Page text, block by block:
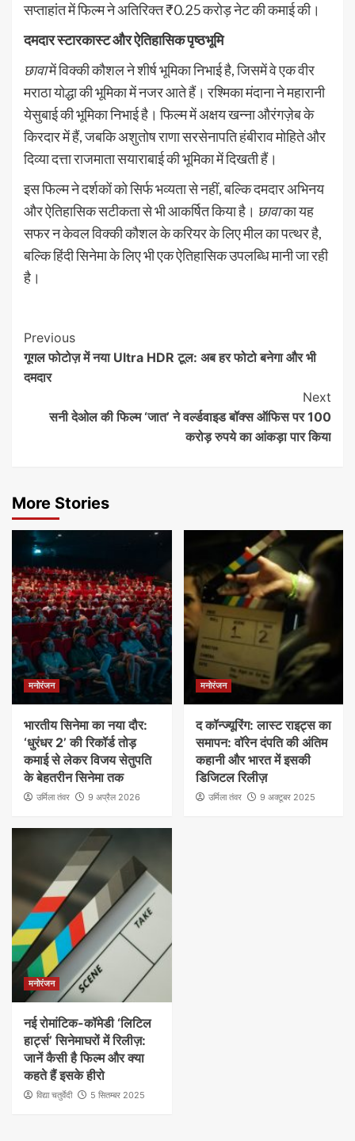
सप्ताहांत में फिल्म ने अतिरिक्त ₹0.25 करोड़ नेट की कमाई की।
दमदार स्टारकास्ट और ऐतिहासिक पृष्ठभूमि
छावामें विक्की कौशल ने शीर्ष भूमिका निभाई है, जिसमें वे एक वीर
मराठा योद्धा की भूमिका में नजर आते हैं। रश्मिका मंदाना ने महारानी
येसुबाई की भूमिका निभाई है। फिल्म में अक्षय खन्ना औरंगज़ेब के
किरदार में हैं, जबकि अशुतोष राणा सरसेनापति हंबीराव मोहिते और
दिव्या दत्ता राजमाता सयाराबाई की भूमिका में दिखती हैं।
इस फिल्म ने दर्शकों को सिर्फ भव्यता से नहीं, बल्कि दमदार अभिनय
और ऐतिहासिक सटीकता से भी आकर्षित किया है। छावाका यह
सफर न केवल विक्की कौशल के करियर के लिए मील का पत्थर है,
बल्कि हिंदी सिनेमा के लिए भी एक ऐतिहासिक उपलब्धि मानी जा रही
है।
Continue
Reading
Previous
गूगल फोटोज़ में नया Ultra HDR टूल: अब हर फोटो बनेगा और भी
दमदार
Next
सनी देओल की फिल्म ‘जात’ ने वर्ल्डवाइड बॉक्स ऑफिस पर 100
करोड़ रुपये का आंकड़ा पार किया
More Stories
मनोरंजन
भारतीय सिनेमा का नया दौर:
‘धुरंधर 2’ की रिकॉर्ड तोड़
कमाई से लेकर विजय सेतुपति
के बेहतरीन सिनेमा तक
उर्मिला तंवर 9 अप्रैल 2026
मनोरंजन
द कॉन्ज्यूरिंग: लास्ट राइट्स का
समापन: वॉरेन दंपति की अंतिम
कहानी और भारत में इसकी
डिजिटल रिलीज़
उर्मिला तंवर 9 अक्टूबर 2025
मनोरंजन
नई रोमांटिक-कॉमेडी ‘लिटिल
हार्ट्स’ सिनेमाघरों में रिलीज़:
जानें कैसी है फिल्म और क्या
कहते हैं इसके हीरो
विद्या चतुर्वेदी 5 सितम्बर 2025